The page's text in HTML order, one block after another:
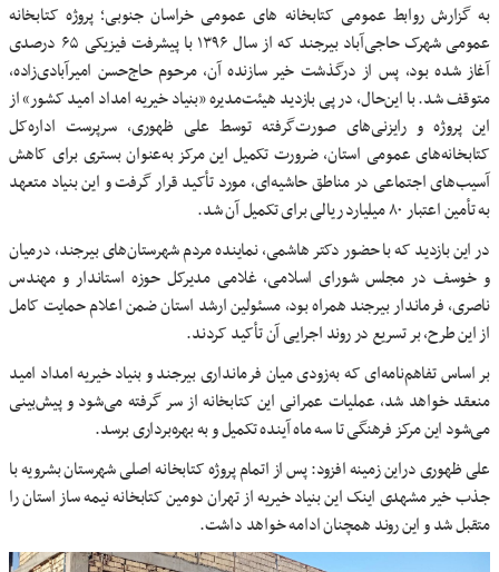
به گزارش روابط عمومی کتابخانه های عمومی خراسان جنوبی؛ پروژه کتابخانه
عمومی شهرک حاجی‌آباد بیرجند که از سال ۱۳۹۶ با پیشرفت فیزیکی ۶۵ درصدی
آغاز شده بود، پس از درگذشت خیر سازنده آن، مرحوم حاج‌حسن امیرآبادی‌زاده،
متوقف شد. با این‌حال، در پی بازدید هیئت‌مدیره «بنیاد خیریه امداد امید کشور» از
این پروژه و رایزنی‌های صورت‌گرفته توسط علی ظهوری، سرپرست اداره‌کل
کتابخانه‌های عمومی استان، ضرورت تکمیل این مرکز به‌عنوان بستری برای کاهش
آسیب‌های اجتماعی در مناطق حاشیه‌ای، مورد تأکید قرار گرفت و این بنیاد متعهد
به تأمین اعتبار ۸۰ میلیارد ریالی برای تکمیل آن شد.
در این بازدید که با حضور دکتر هاشمی، نماینده مردم شهرستان‌های بیرجند، درمیان
و خوسف در مجلس شورای اسلامی، غلامی مدیرکل حوزه استاندار و مهندس
ناصری، فرماندار بیرجند همراه بود، مسئولین ارشد استان ضمن اعلام حمایت کامل
از این طرح، بر تسریع در روند اجرایی آن تأکید کردند.
بر اساس تفاهم‌نامه‌ای که به‌زودی میان فرمانداری بیرجند و بنیاد خیریه امداد امید
منعقد خواهد شد، عملیات عمرانی این کتابخانه از سر گرفته می‌شود و پیش‌بینی
می‌شود این مرکز فرهنگی تا سه ماه آینده تکمیل و به بهره‌برداری برسد.
علی ظهوری دراین زمینه افزود: پس از اتمام پروژه کتابخانه اصلی شهرستان بشرویه با
جذب خیر مشهدی اینک این بنیاد خیریه از تهران دومین کتابخانه نیمه ساز استان را
متقبل شد و این روند همچنان ادامه خواهد داشت.